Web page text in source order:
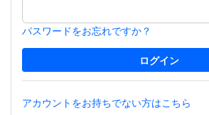
パスワードをお忘れですか？
アカウントをお持ちでない方はこちら